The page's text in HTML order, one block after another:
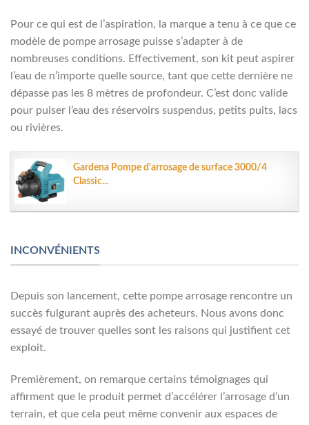
Pour ce qui est de l’aspiration, la marque a tenu à ce que ce
modèle de pompe arrosage puisse s’adapter à de
nombreuses conditions. Effectivement, son kit peut aspirer
l’eau de n’importe quelle source, tant que cette dernière ne
dépasse pas les 8 mètres de profondeur. C’est donc valide
pour puiser l’eau des réservoirs suspendus, petits puits, lacs
ou rivières.
Gardena Pompe d'arrosage de surface 3000/4
Classic...
INCONVÉNIENTS
Depuis son lancement, cette pompe arrosage rencontre un
succès fulgurant auprès des acheteurs. Nous avons donc
essayé de trouver quelles sont les raisons qui justifient cet
exploit.
Premièrement, on remarque certains témoignages qui
affirment que le produit permet d’accélérer l’arrosage d’un
terrain, et que cela peut même convenir aux espaces de